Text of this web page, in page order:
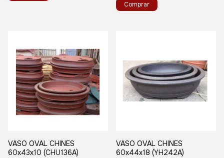
VASO OVAL CHINES
60x43x10 (CHU136A)
VASO OVAL CHINES
60x44x18 (YH242A)